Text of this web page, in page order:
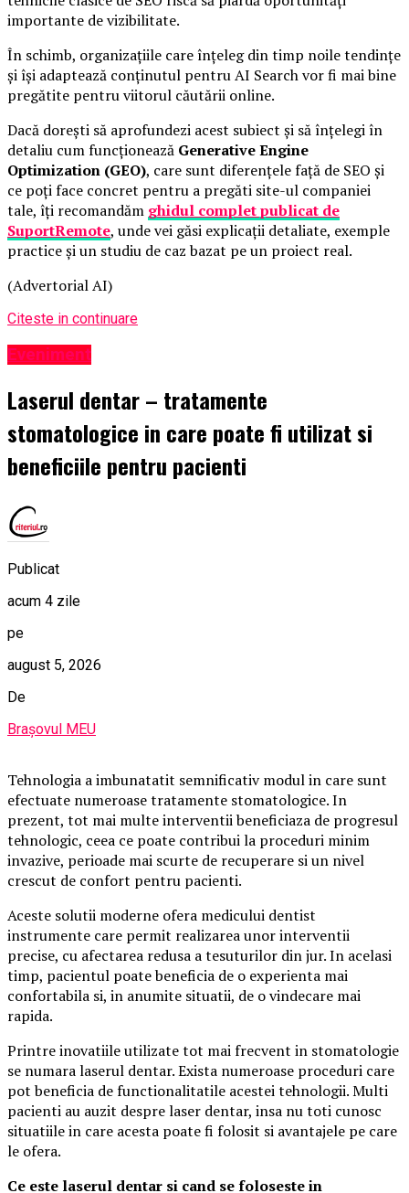
importante de vizibilitate.
În schimb, organizațiile care înțeleg din timp noile tendințe
și își adaptează conținutul pentru AI Search vor fi mai bine
pregătite pentru viitorul căutării online.
Dacă dorești să aprofundezi acest subiect și să înțelegi în
detaliu cum funcționează Generative Engine
Optimization (GEO), care sunt diferențele față de SEO și
ce poți face concret pentru a pregăti site-ul companiei
tale, îți recomandăm ghidul complet publicat de
SuportRemote, unde vei găsi explicații detaliate, exemple
practice și un studiu de caz bazat pe un proiect real.
(Advertorial AI)
Citeste in continuare
Eveniment
Laserul dentar – tratamente
stomatologice in care poate fi utilizat si
beneficiile pentru pacienti
Publicat
acum 4 zile
pe
august 5, 2026
De
Brașovul MEU
Tehnologia a imbunatatit semnificativ modul in care sunt
efectuate numeroase tratamente stomatologice. In
prezent, tot mai multe interventii beneficiaza de progresul
tehnologic, ceea ce poate contribui la proceduri minim
invazive, perioade mai scurte de recuperare si un nivel
crescut de confort pentru pacienti.
Aceste solutii moderne ofera medicului dentist
instrumente care permit realizarea unor interventii
precise, cu afectarea redusa a tesuturilor din jur. In acelasi
timp, pacientul poate beneficia de o experienta mai
confortabila si, in anumite situatii, de o vindecare mai
rapida.
Printre inovatiile utilizate tot mai frecvent in stomatologie
se numara laserul dentar. Exista numeroase proceduri care
pot beneficia de functionalitatile acestei tehnologii. Multi
pacienti au auzit despre laser dentar, insa nu toti cunosc
situatiile in care acesta poate fi folosit si avantajele pe care
le ofera.
Ce este laserul dentar si cand se foloseste in